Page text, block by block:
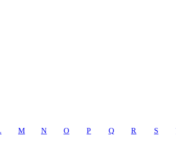
M N O P Q R S